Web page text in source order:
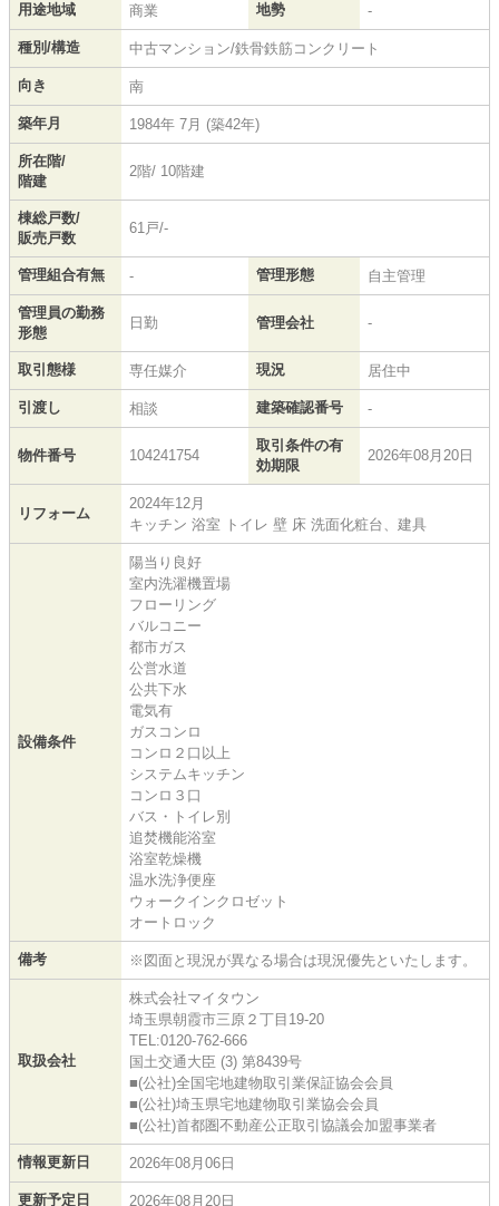
用途地域 商業 地勢 -
種別/構造 中古マンション/鉄骨鉄筋コンクリート
向き 南
築年月 1984年 7月 (築42年)
所在階/
階建
2階/ 10階建
棟総戸数/
販売戸数
61戸/-
管理組合有無 - 管理形態 自主管理
管理員の勤務
形態
日勤 管理会社 -
取引態様 専任媒介 現況 居住中
引渡し 相談 建築確認番号 -
物件番号 104241754
取引条件の有
効期限
2026年08月20日
リフォーム
2024年12月
キッチン 浴室 トイレ 壁 床 洗面化粧台、建具
設備条件
陽当り良好
室内洗濯機置場
フローリング
バルコニー
都市ガス
公営水道
公共下水
電気有
ガスコンロ
コンロ２口以上
システムキッチン
コンロ３口
バス・トイレ別
追焚機能浴室
浴室乾燥機
温水洗浄便座
ウォークインクロゼット
オートロック
備考 ※図面と現況が異なる場合は現況優先といたします。
取扱会社
株式会社マイタウン
埼玉県朝霞市三原２丁目19-20
TEL:0120-762-666
国土交通大臣 (3) 第8439号
■(公社)全国宅地建物取引業保証協会会員
■(公社)埼玉県宅地建物取引業協会会員
■(公社)首都圏不動産公正取引協議会加盟事業者
情報更新日 2026年08月06日
更新予定日 2026年08月20日